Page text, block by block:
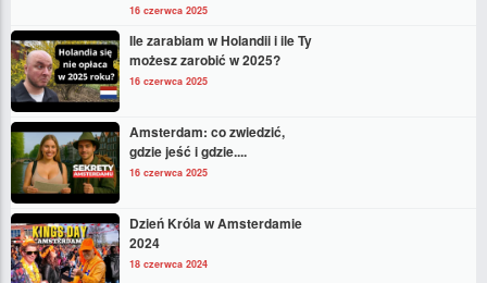
16 czerwca 2025
Ile zarabiam w Holandii i ile Ty
możesz zarobić w 2025?
16 czerwca 2025
Amsterdam: co zwiedzić,
gdzie jeść i gdzie....
16 czerwca 2025
Dzień Króla w Amsterdamie
2024
18 czerwca 2024